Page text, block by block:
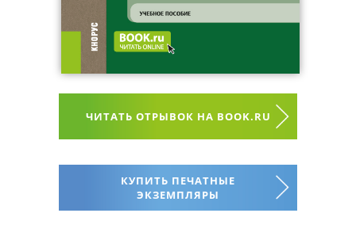
ЧИТАТЬ ОТРЫВОК НА BOOK.RU
КУПИТЬ ПЕЧАТНЫЕ
ЭКЗЕМПЛЯРЫ